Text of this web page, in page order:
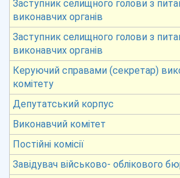
Заступник селищного голови з
виконавчих органів
Заступник селищного голови з
виконавчих органів
Керуючий справами (секретар)
комітету
Депутатський корпус
Виконавчий комітет
Постійні комісії
Завідувач військово- облікового